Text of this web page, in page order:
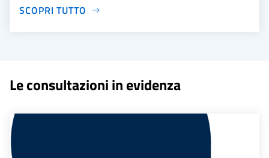
SCOPRI TUTTO
Le consultazioni in evidenza